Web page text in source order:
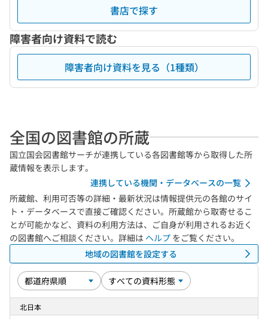
書店で探す
障害者向け資料で読む
障害者向け資料を見る（1種類）
全国の図書館の所蔵
国立国会図書館サーチが連携している各図書館等から取得した所
蔵情報を表示します。
連携している機関・データベースの一覧
所蔵館、利用可否等の詳細・最新状況は情報提供元の各館のサイ
ト・データベースで直接ご確認ください。所蔵館から取寄せるこ
とが可能かなど、資料の利用方法は、ご自身が利用されるお近く
の図書館へご相談ください。詳細は ヘルプ をご覧ください。
地域の図書館を設定する
北日本